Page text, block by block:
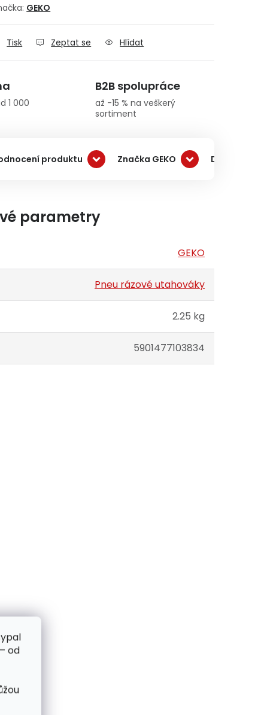
od
GEKO
Tisk Zeptat se Hlídat
1 000
B2B spolupráce
až -15 % na veškerý
sortiment
produktu Značka GEKO Doprava a
parametry
GEKO
Pneu rázové utahováky
2.25 kg
5901477103834